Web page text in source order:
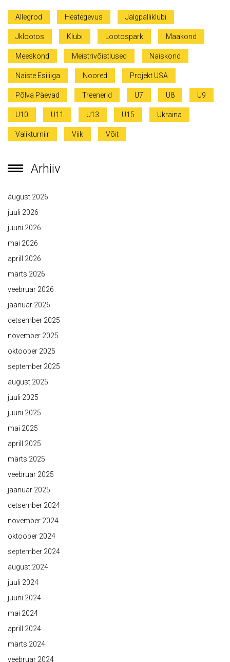
Allegrod Heategevus Jalgpalliklubi
Jklootos Klubi Lootospark Maakond
Meeskond Meistrivõistlused Naiskond
Naiste Esiliiga Noored Projekt USA
Põlva Päevad Treenerid U7 U8 U9
U10 U11 U13 U15 Ukraina
Valikturniir Viik Võit
Arhiiv
august 2026
juuli 2026
juuni 2026
mai 2026
aprill 2026
märts 2026
veebruar 2026
jaanuar 2026
detsember 2025
november 2025
oktoober 2025
september 2025
august 2025
juuli 2025
juuni 2025
mai 2025
aprill 2025
märts 2025
veebruar 2025
jaanuar 2025
detsember 2024
november 2024
oktoober 2024
september 2024
august 2024
juuli 2024
juuni 2024
mai 2024
aprill 2024
märts 2024
veebruar 2024